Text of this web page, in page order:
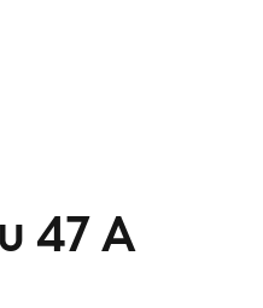
47 A